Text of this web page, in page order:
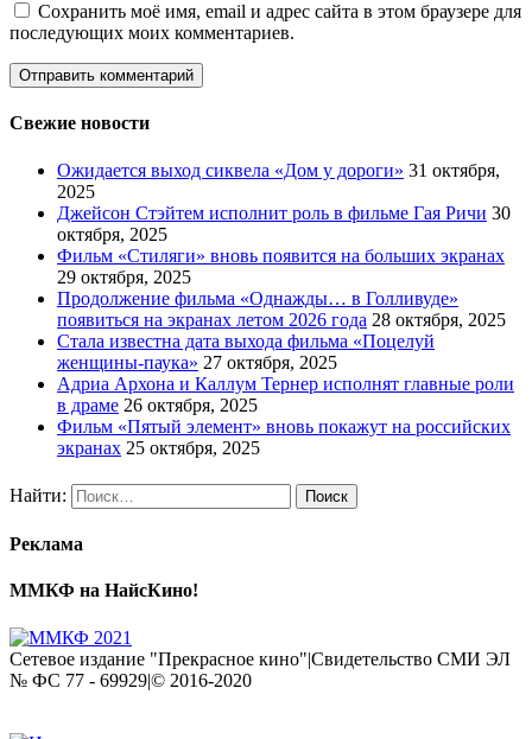
Сохранить моё имя, email и адрес сайта в этом браузере для
последующих моих комментариев.
Свежие новости
Ожидается выход сиквела «Дом у дороги» 31 октября,
2025
Джейсон Стэйтем исполнит роль в фильме Гая Ричи 30
октября, 2025
Фильм «Стиляги» вновь появится на больших экранах
29 октября, 2025
Продолжение фильма «Однажды… в Голливуде»
появиться на экранах летом 2026 года 28 октября, 2025
Стала известна дата выхода фильма «Поцелуй
женщины-паука» 27 октября, 2025
Адриа Архона и Каллум Тернер исполнят главные роли
в драме 26 октября, 2025
Фильм «Пятый элемент» вновь покажут на российских
экранах 25 октября, 2025
Найти:
Реклама
ММКФ на НайсКино!
Сетевое издание "Прекрасное кино"|Свидетельство СМИ ЭЛ
№ ФС 77 - 69929|© 2016-2020